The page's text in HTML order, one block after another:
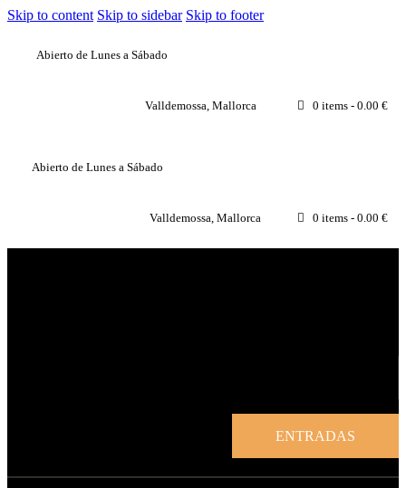
Skip to content Skip to sidebar Skip to footer
Abierto de Lunes a Sábado
Valldemossa, Mallorca 0 items - 0.00 €
Abierto de Lunes a Sábado
Valldemossa, Mallorca 0 items - 0.00 €
ENTRADAS